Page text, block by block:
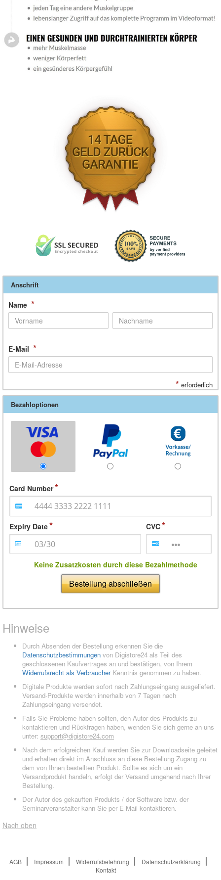
Anschrift
Name *
E-Mail *
* erforderlich
Bezahloptionen
Card Number
Expiry Date CVC
Keine Zusatzkosten durch diese Bezahlmethode
Bestellung abschließen
Hinweise
Durch Absenden der Bestellung erkennen Sie die
Datenschutzbestimmungen von Digistore24 als Teil des
geschlossenen Kaufvertrages an und bestätigen, von Ihrem
Widerrufsrecht als VerbraucherKenntnis genommen zu haben.
Digitale Produkte werden sofort nach Zahlungseingang ausgeliefert.
Versand-Produkte werden innerhalb von 7 Tagen nach
Zahlungseingang versendet.
Falls Sie Probleme haben sollten, den Autor des Produkts zu
kontaktieren und Rückfragen haben, wenden Sie sich gerne an uns
unter: support@digistore24.com
Nach dem erfolgreichen Kauf werden Sie zur Downloadseite geleitet
und erhalten direkt im Anschluss an diese Bestellung Zugang zu
dem von Ihnen bestellten Produkt. Sollte es sich um ein
Versandprodukt handeln, erfolgt der Versand umgehend nach Ihrer
Bestellung.
Der Autor des gekauften Produkts / der Software bzw. der
Seminarveranstalter kann Sie per E-Mail kontaktieren.
Nach oben
AGB Impressum Widerrufsbelehrung
Datenschutzerklärung
Kontakt